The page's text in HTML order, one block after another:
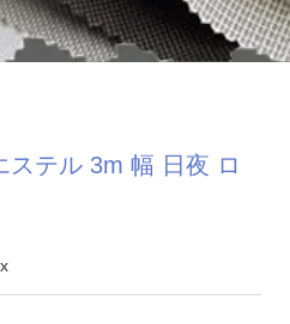
ステル 3m 幅 日夜 ロ